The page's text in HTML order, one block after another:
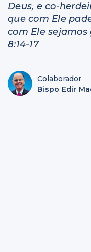
Deus, e co-
que com Ele
com Ele sejamos
8:14-17
Colaborador
Bispo Edir